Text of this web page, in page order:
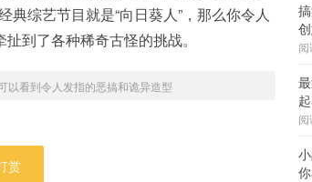
综艺节目就是“向日葵人”，那么你令人
到了各种稀奇古怪的挑战。
以看到令人发指的恶搞和诡异造型
赏